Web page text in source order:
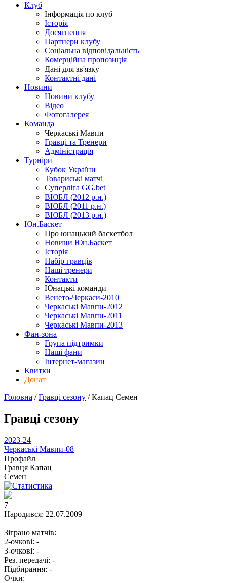
Клуб
Інформація по клуб
Історія
Досягнення
Партнери клубу
Соціальна відповідальність
Комерційна пропозиція
Дані для зв'язку
Контактні дані
Новини
Новини клубу
Відео
Фотогалерея
Команда
Черкаські Мавпи
Гравці та Тренери
Адміністрація
Турніри
Кубок України
Товариські матчі
Суперліга GG.bet
ВЮБЛ (2012 р.н.)
ВЮБЛ (2011 р.н.)
ВЮБЛ (2013 р.н.)
Юн.Баскет
Про юнацький баскетбол
Новини Юн.Баскет
Історія
Набір гравців
Наші тренери
Контакти
Юнацькі команди
Венето-Черкаси-2010
Черкаські Мавпи-2012
Черкаські Мавпи-2011
Черкаські Мавпи-2013
Фан-зона
Група підтримки
Наші фани
Інтернет-магазин
Квитки
Донат
Головна /Гравці сезону /Капац Семен
Гравці сезону
2023-24
Черкаські Мавпи-08
Профайл
Гравця Капац
Семен
7
Народився: 22.07.2009
Зіграно матчів:
2-очкові: -
3-очкові: -
Рез. передачі: -
Підбирання: -
Очки: